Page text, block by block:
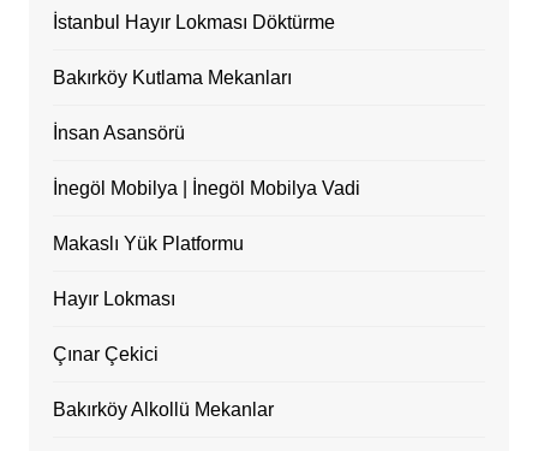
İstanbul Hayır Lokması Döktürme
Bakırköy Kutlama Mekanları
İnsan Asansörü
İnegöl Mobilya | İnegöl Mobilya Vadi
Makaslı Yük Platformu
Hayır Lokması
Çınar Çekici
Bakırköy Alkollü Mekanlar